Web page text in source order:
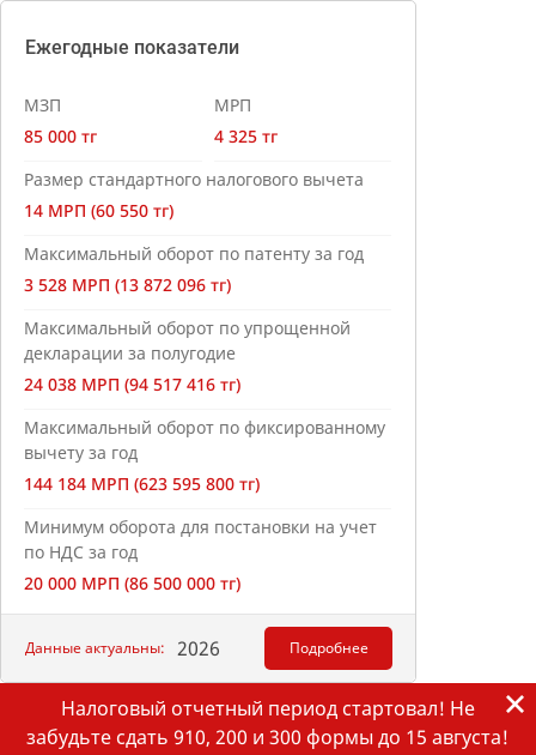
Ежегодные показатели
МЗП
85 000 тг
МРП
4 325 тг
Размер стандартного налогового вычета
14 МРП (60 550 тг)
Максимальный оборот по патенту за год
3 528 МРП (13 872 096 тг)
Максимальный оборот по упрощенной
декларации за полугодие
24 038 МРП (94 517 416 тг)
Максимальный оборот по фиксированному
вычету за год
144 184 МРП (623 595 800 тг)
Минимум оборота для постановки на учет
по НДС за год
20 000 МРП (86 500 000 тг)
Данные актуальны: 2026 Подробнее
Налоговый отчетный период стартовал! Не
забудьте сдать 910, 200 и 300 формы до 15 августа!